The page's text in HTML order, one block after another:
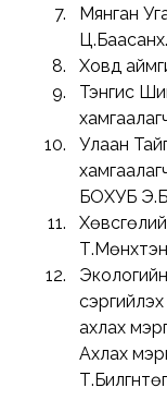
Мянган
Ц.Баасанхүү.
Ховд
Тэнгис
Улаан
БОХУБ
ахлах
Ахлах